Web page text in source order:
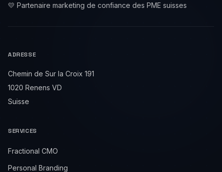
💛 Partenaire marketing de confiance des PME suisses
ADRESSE
Chemin de Sur la Croix 191
1020 Renens VD
Suisse
SERVICES
Fractional CMO
Personal Branding